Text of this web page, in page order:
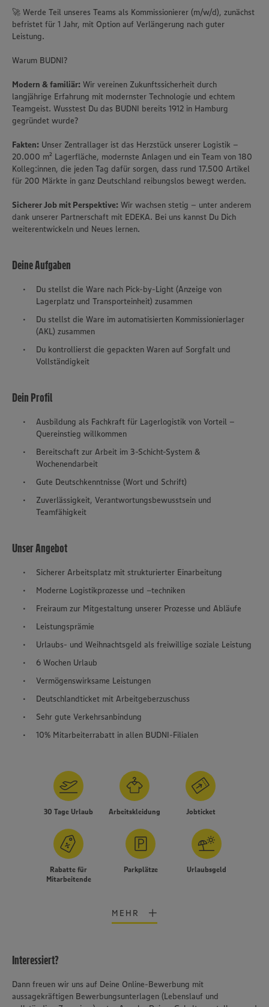
ein bestmögliches Nutzungserlebnis unserer Website zu
ermöglichen. Wir verwenden Ihre Daten, um unsere
🚀 Werde Teil unseres Teams als Kommissionierer (m/w/d), zunächst
befristet für 1 Jahr, mit Option auf Verlängerung nach guter
Leistung.
Warum BUDNI?
Modern & familiär: Wir vereinen Zukunftssicherheit durch
langjährige Erfahrung mit modernster Technologie und echtem
Teamgeist. Wusstest Du das BUDNI bereits 1912 in Hamburg
gegründet wurde?
Fakten: Unser Zentrallager ist das Herzstück unserer Logistik –
20.000 m² Lagerfläche, modernste Anlagen und ein Team von 180
Kolleg:innen, die jeden Tag dafür sorgen, dass rund 17.500 Artikel
für 200 Märkte in ganz Deutschland reibungslos bewegt werden.
Sicherer Job mit Perspektive: Wir wachsen stetig – unter anderem
dank unserer Partnerschaft mit EDEKA. Bei uns kannst Du Dich
weiterentwickeln und Neues lernen.
Deine Aufgaben
Du stellst die Ware nach Pick-by-Light (Anzeige von
Lagerplatz und Transporteinheit) zusammen
Du stellst die Ware im automatisierten Kommissionierlager
(AKL) zusammen
Du kontrollierst die gepackten Waren auf Sorgfalt und
Vollständigkeit
Dein Profil
Ausbildung als Fachkraft für Lagerlogistik von Vorteil –
Quereinstieg willkommen
Bereitschaft zur Arbeit im 3-Schicht-System &
Wochenendarbeit
Gute Deutschkenntnisse (Wort und Schrift)
Zuverlässigkeit, Verantwortungsbewusstsein und
Teamfähigkeit
Unser Angebot
Sicherer Arbeitsplatz mit strukturierter Einarbeitung
Moderne Logistikprozesse und –techniken
Freiraum zur Mitgestaltung unserer Prozesse und Abläufe
Leistungsprämie
Urlaubs- und Weihnachtsgeld als freiwillige soziale Leistung
6 Wochen Urlaub
Vermögenswirksame Leistungen
Deutschlandticket mit Arbeitgeberzuschuss
Sehr gute Verkehrsanbindung
10% Mitarbeiterrabatt in allen BUDNI-Filialen
30 Tage Urlaub Arbeitskleidung Jobticket
Rabatte für
Mitarbeitende
Parkplätze Urlaubsgeld
MEHR
Interessiert?
Dann freuen wir uns auf Deine Online-Bewerbung mit
aussagekräftigen Bewerbungsunterlagen (Lebenslauf und